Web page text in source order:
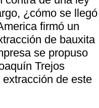
¿cómo se
firmó un
de bauxita
se propuso
Trejos
de este